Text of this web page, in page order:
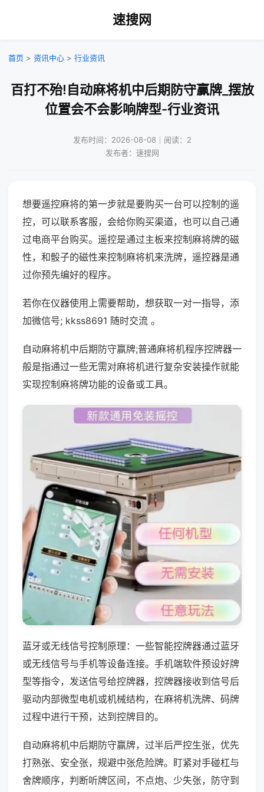
速搜网
首页 > 资讯中心 > 行业资讯
百打不殆!自动麻将机中后期防守赢牌_摆放
位置会不会影响牌型-行业资讯
发布时间：2026-08-08｜阅读：2
发布者：速搜网
想要遥控麻将的第一步就是要购买一台可以控制的遥
控，可以联系客服，会给你购买渠道，也可以自己通
过电商平台购买。遥控是通过主板来控制麻将牌的磁
性，和骰子的磁性来控制麻将机来洗牌，遥控器是通
过你预先编好的程序。
若你在仪器使用上需要帮助，想获取一对一指导，添
加微信号; kkss8691 随时交流 。
自动麻将机中后期防守赢牌;普通麻将机程序控牌器一
般是指通过一些无需对麻将机进行复杂安装操作就能
实现控制麻将牌功能的设备或工具。
蓝牙或无线信号控制原理：一些智能控牌器通过蓝牙
或无线信号与手机等设备连接。手机端软件预设好牌
型等指令，发送信号给控牌器，控牌器接收到信号后
驱动内部微型电机或机械结构，在麻将机洗牌、码牌
过程中进行干预，达到控牌目的。
自动麻将机中后期防守赢牌，过半后严控生张，优先
打熟张、安全张，规避中张危险牌。盯紧对手碰杠与
舍牌顺序，判断听牌区间，不点炮、少失张，防守到